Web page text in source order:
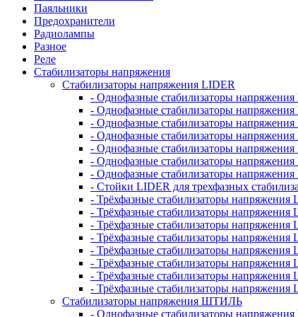
Паяльники
Предохранители
Радиолампы
Разное
Реле
Стабилизаторы напряжения
Стабилизаторы напряжения LIDER
- Однофазные стабилизаторы
- Однофазные стабилизаторы
- Однофазные стабилизаторы
- Однофазные стабилизаторы
- Однофазные стабилизаторы
- Однофазные стабилизаторы
- Однофазные стабилизаторы
- Стойки LIDER для трехфазных
- Трёхфазные стабилизаторы напряжения
- Трёхфазные стабилизаторы напряжения
- Трёхфазные стабилизаторы
- Трёхфазные стабилизаторы напряжения
- Трёхфазные стабилизаторы напряжения
- Трёхфазные стабилизаторы напряжения
- Трёхфазные стабилизаторы напряжения
- Трёхфазные стабилизаторы напряжения
Стабилизаторы напряжения ШТИЛЬ
- Однофазные стабилизаторы